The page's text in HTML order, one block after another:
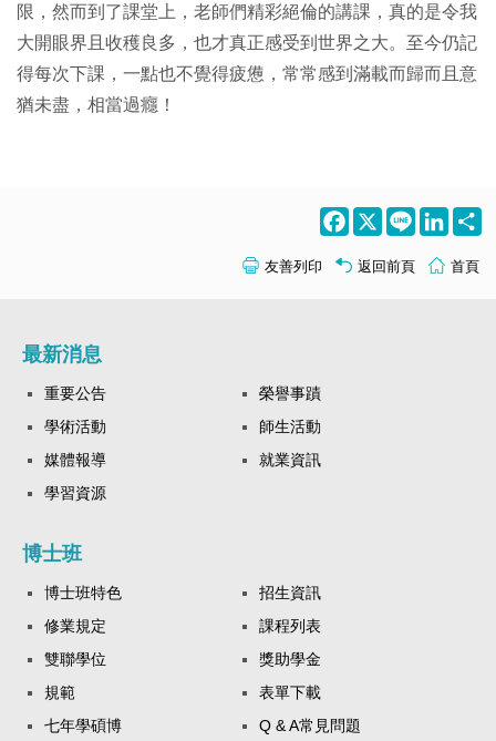
限，然而到了課堂上，老師們精彩絕倫的講課，真的是令我
大開眼界且收穫良多，也才真正感受到世界之大。至今仍記
得每次下課，一點也不覺得疲憊，常常感到滿載而歸而且意
猶未盡，相當過癮！
Facebook
X Line
友善列印 返回前頁 首頁
最新消息
重要公告
榮譽事蹟
學術活動
師生活動
媒體報導
就業資訊
學習資源
博士班
博士班特色
招生資訊
修業規定
課程列表
雙聯學位
獎助學金
規範
表單下載
七年學碩博
Q & A常見問題